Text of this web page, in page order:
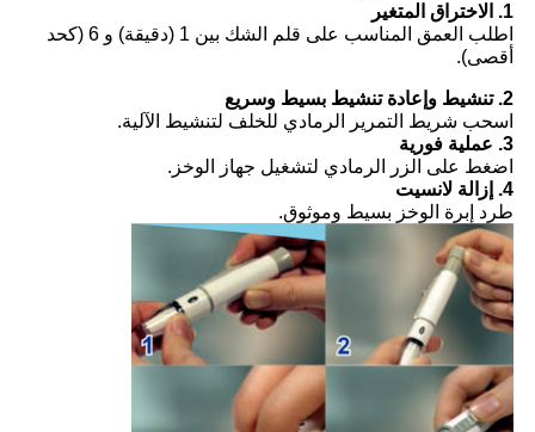
1. الاختراق المتغير
اطلب العمق المناسب على قلم الشك بين 1 (دقيقة) و 6 (كحد
أقصى).
2. تنشيط وإعادة تنشيط بسيط وسريع
اسحب شريط التمرير الرمادي للخلف لتنشيط الآلية.
3. عملية فورية
اضغط على الزر الرمادي لتشغيل جهاز الوخز.
4. إزالة لانسيت
طرد إبرة الوخز بسيط وموثوق.